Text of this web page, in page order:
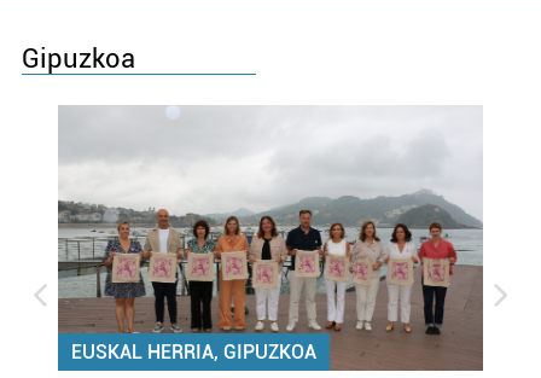
Gipuzkoa
EUSKAL HERRIA, GIPUZKOA